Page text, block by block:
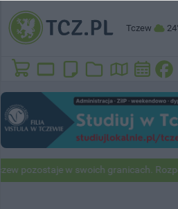
Tczew
pozostaje w swoich granicach.